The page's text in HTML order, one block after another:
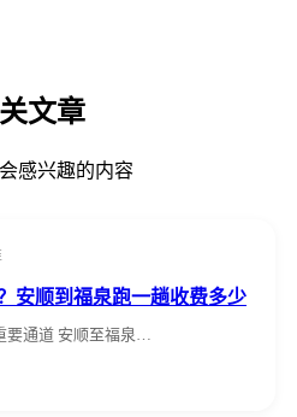
文章
感兴趣的内容
安顺到福泉跑一趟收费多少
要通道 安顺至福泉…